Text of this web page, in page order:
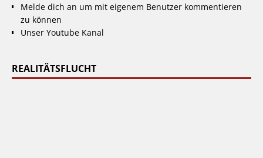
Melde dich an um mit eigenem Benutzer kommentieren
zu können
Unser Youtube Kanal
REALITÄTSFLUCHT